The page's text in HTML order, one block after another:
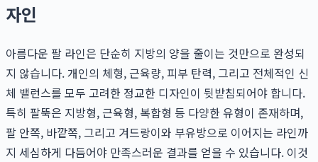
자인
아름다운 팔 라인은 단순히 지방의 양을 줄이는 것만으로 완성되
지 않습니다. 개인의 체형, 근육량, 피부 탄력, 그리고 전체적인 신
체 밸런스를 모두 고려한 정교한 디자인이 뒷받침되어야 합니다.
특히 팔뚝은 지방형, 근육형, 복합형 등 다양한 유형이 존재하며,
팔 안쪽, 바깥쪽, 그리고 겨드랑이와 부유방으로 이어지는 라인까
지 세심하게 다듬어야 만족스러운 결과를 얻을 수 있습니다. 이것